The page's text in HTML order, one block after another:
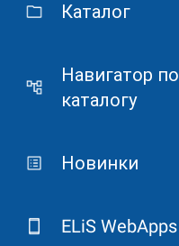
Каталог
Навигатор по
каталогу
Новинки
ELiS WebApps